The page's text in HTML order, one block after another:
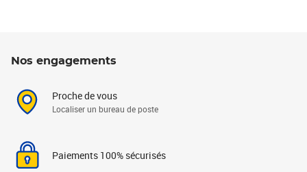
Nos engagements
Proche de vous
Localiser un bureau de poste
Paiements 100% sécurisés